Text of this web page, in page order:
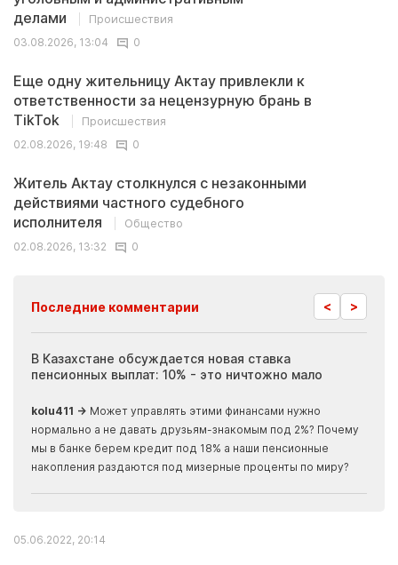
делами
Происшествия
03.08.2026, 13:04
0
Еще одну жительницу Актау привлекли к
ответственности за нецензурную брань в
TikTok
Происшествия
02.08.2026, 19:48
0
Житель Актау столкнулся с незаконными
действиями частного судебного
исполнителя
Общество
02.08.2026, 13:32
0
Последние комментарии < >
В Казахстане обсуждается новая ставка
пенсионных выплат: 10% - это ничтожно мало
kolu411 → Может управлять этими финансами нужно
нормально а не давать друзьям-знакомым под 2%? Почему
мы в банке берем кредит под 18% а наши пенсионные
накопления раздаются под мизерные проценты по миру?
05.06.2022, 20:14